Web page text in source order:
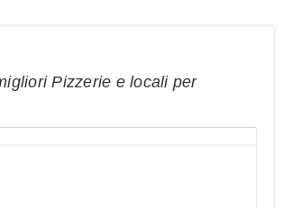
Pizzerie e locali per